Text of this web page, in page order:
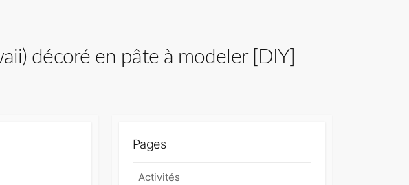
décoré en pâte à modeler [DIY]
Pages
Activités